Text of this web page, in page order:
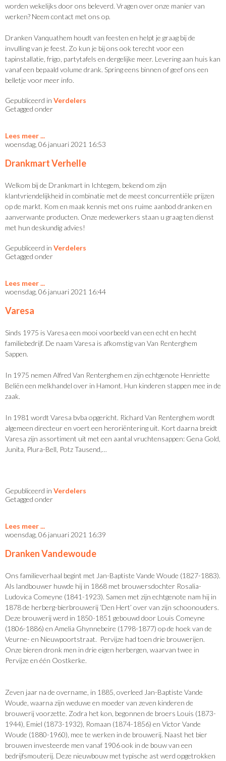
worden wekelijks door ons beleverd. Vragen over onze manier van
werken? Neem contact met ons op.
Dranken Vanquathem houdt van feesten en helpt je graag bij de
invulling van je feest. Zo kun je bij ons ook terecht voor een
tapinstallatie, frigo, partytafels en dergelijke meer. Levering aan huis kan
vanaf een bepaald volume drank. Spring eens binnen of geef ons een
belletje voor meer info.
Gepubliceerd in Verdelers
Getagged onder
Lees meer
woensdag, 06 januari 2021 16:53
Drankmart Verhelle
Welkom bij de Drankmart in Ichtegem, bekend om zijn
klantvriendelijkheid in combinatie met de meest concurrentiële prijzen
op de markt. Kom en maak kennis met ons ruime aanbod dranken en
aanverwante producten. Onze medewerkers staan u graag ten dienst
met hun deskundig advies!
Gepubliceerd in Verdelers
Getagged onder
Lees meer
woensdag, 06 januari 2021 16:44
Varesa
Sinds 1975 is Varesa een mooi voorbeeld van een echt en hecht
familiebedrijf. De naam Varesa is afkomstig van Van Renterghem
Sappen.
In 1975 nemen Alfred Van Renterghem en zijn echtgenote Henriette
Beliën een melkhandel over in Hamont. Hun kinderen stappen mee in de
zaak.
In 1981 wordt Varesa bvba opgericht. Richard Van Renterghem wordt
algemeen directeur en voert een heroriëntering uit. Kort daarna breidt
Varesa zijn assortiment uit met een aantal vruchtensappen: Gena Gold,
Junita, Plura-Bell, Potz Tausend,…
Gepubliceerd in Verdelers
Getagged onder
Lees meer
woensdag, 06 januari 2021 16:39
Dranken Vandewoude
Ons familieverhaal begint met Jan-Baptiste Vande Woude (1827-1883).
Als landbouwer huwde hij in 1868 met brouwersdochter Rosalia-
Ludovica Comeyne (1841-1923). Samen met zijn echtgenote nam hij in
1878 de herberg-bierbrouwerij ‘Den Hert’ over van zijn schoonouders.
Deze brouwerij werd in 1850-1851 gebouwd door Louis Comeyne
(1806-1886) en Amelia Ghynnebeire (1798-1877) op de hoek van de
Veurne- en Nieuwpoortstraat. Pervijze had toen drie brouwerijen.
Onze bieren dronk men in drie eigen herbergen, waarvan twee in
Pervijze en één Oostkerke.
Zeven jaar na de overname, in 1885, overleed Jan-Baptiste Vande
Woude, waarna zijn weduwe en moeder van zeven kinderen de
brouwerij voorzette. Zodra het kon, begonnen de broers Louis (1873-
1944), Emiel (1873-1932), Romaan (1874-1856) en Victor Vande
Woude (1880-1960), mee te werken in de brouwerij. Naast het bier
brouwen investeerde men vanaf 1906 ook in de bouw van een
bedrijfsmouterij. Deze nieuwbouw met typische ast werd opgetrokken